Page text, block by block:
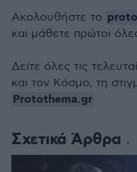
Σχετικά Άρθρα
Ακολουθήστε το
και μάθετε πρώτοι
Δείτε όλες τις
και τον Κόσμο, τη
Protothema.gr